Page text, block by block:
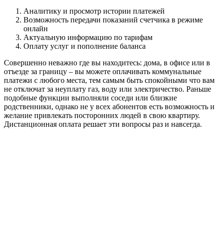
Аналитику и просмотр истории платежей
Возможность передачи показаний счетчика в режиме
онлайн
Актуальную информацию по тарифам
Оплату услуг и пополнение баланса
Совершенно неважно где вы находитесь: дома, в офисе или в
отъезде за границу – вы можете оплачивать коммунальные
платежи с любого места, тем самым быть спокойными что вам
не отключат за неуплату газ, воду или электричество. Раньше
подобные функции выполняли соседи или близкие
родственники, однако не у всех абонентов есть возможность и
желание привлекать посторонних людей в свою квартиру.
Дистанционная оплата решает эти вопросы раз и навсегда.